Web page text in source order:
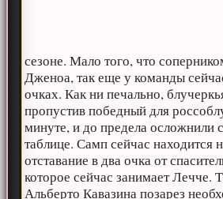
сезоне. Мало того, что
Дженоа, так еще у команды
очках. Как ни печально,
пропустив победный для
минуте, и до предела осложнили
таблице. Самп сейчас находится
отставание в два очка от
которое сейчас занимает Лечче.
Альберто Кавазина позарез